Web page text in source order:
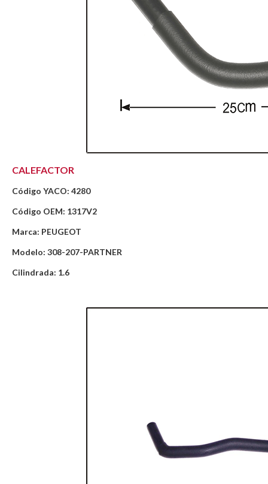
CALEFACTOR
Código YACO: 4280
Código OEM: 1317V2
Marca: PEUGEOT
Modelo: 308-207-PARTNER
Cilindrada: 1.6